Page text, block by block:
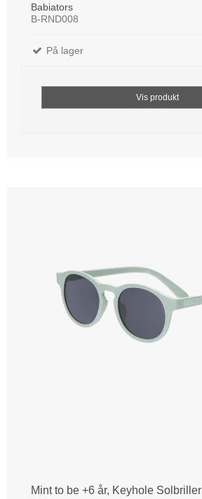
Babiators
B-RND008
På lager
Vis produkt
Mint to be +6 år, Keyhole Solbriller